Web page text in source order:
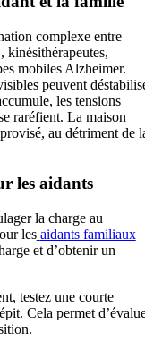
complexe entre
mobiles Alzheimer.
peuvent
les tensions
raréfient. La maison
au détriment de
les aidants
la charge au
les aidants familiaux
et d’obtenir un
testez une courte
Cela permet